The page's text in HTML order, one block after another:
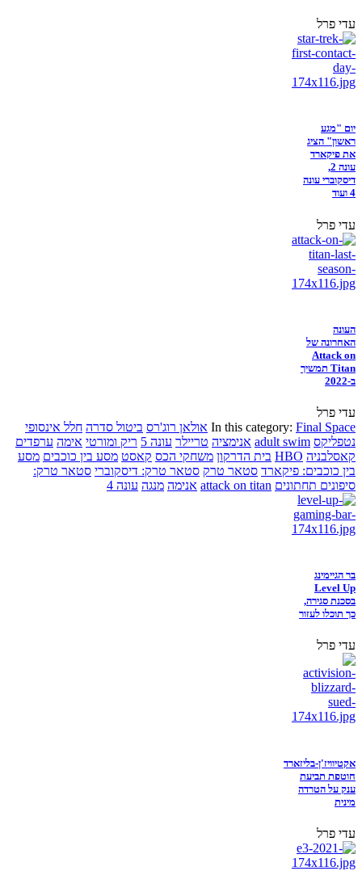
עדי פרל
יום "מגע
ראשון" הציג
את פיקארד
עונה 2,
דיסקוברי עונה
4 ועוד
עדי פרל
העונה
האחרונה של
Attack on
Titan תמשיך
ב-2022
עדי פרל
In this category: Final Space אולאן רוג'רס ביטול סדרה חלל אינסופי
נטפליקס adult swim אנימציה טריילר עונה 5 ריק ומורטי אימה ערפדים
קאסלבניה HBO בית הדרקון משחקי הכס קאסט מסע בין כוכבים מסע
בין כוכבים: פיקארד סטאר טרק סטאר טרק: דיסקוברי סטאר טרק:
סיפונים תחתונים attack on titan אנימה מנגה עונה 4
בר הגיימינג
Level Up
בסכנת סגירה,
כך תוכלו לעזור
עדי פרל
אקטיוויז'ן-בליזארד
חוטפת תביעת
ענק על הטרדה
מינית
עדי פרל